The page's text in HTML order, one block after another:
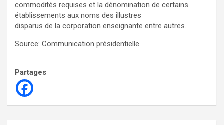
commodités requises et la dénomination de certains
établissements aux noms des illustres
disparus de la corporation enseignante entre autres.
Source: Communication présidentielle
Partages